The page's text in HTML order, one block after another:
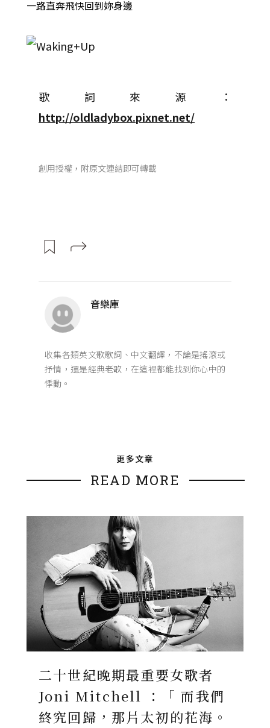
一路直奔飛快回到妳身邊
歌詞來源：
http://oldladybox.pixnet.net/
創用授權，附原文連結即可轉載
音樂庫
收集各類英文歌歌詞、中文翻譯，不論是搖滾或
抒情，還是經典老歌，在這裡都能找到你心中的
悸動。
更多文章
READ MORE
二十世紀晚期最重要女歌者
Joni Mitchell ：「 而我們
終究回歸，那片太初的花海。